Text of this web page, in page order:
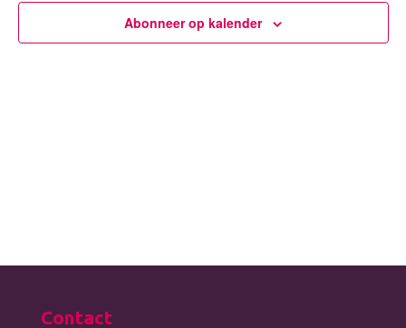
Abonneer op kalender
Contact